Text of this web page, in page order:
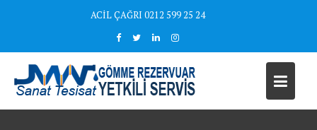
ACİL ÇAĞRI 0212 599 25 24